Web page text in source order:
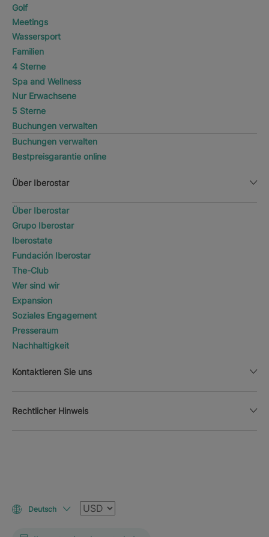
Golf
Meetings
Wassersport
Familien
4 Sterne
Spa and Wellness
Nur Erwachsene
5 Sterne
Buchungen verwalten
Buchungen verwalten
Bestpreisgarantie online
Über Iberostar
Über Iberostar
Grupo Iberostar
Iberostate
Fundación Iberostar
The-Club
Wer sind wir
Expansion
Soziales Engagement
Presseraum
Nachhaltigkeit
Kontaktieren Sie uns
Rechtlicher Hinweis
Deutsch Währung